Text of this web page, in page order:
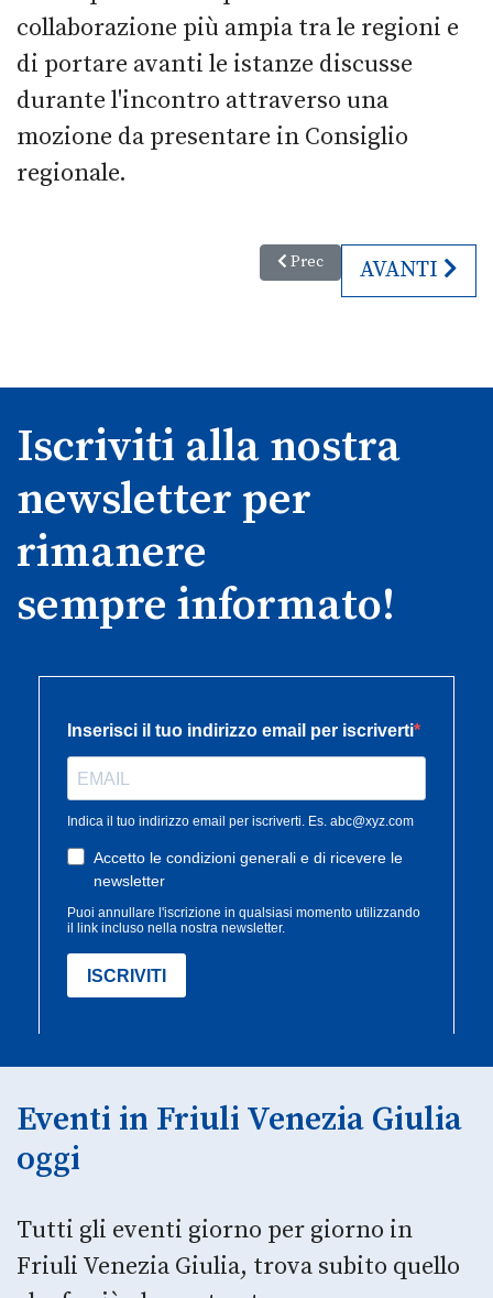
collaborazione più ampia tra le regioni e
di portare avanti le istanze discusse
durante l'incontro attraverso una
mozione da presentare in Consiglio
regionale.
Articolo precedente:
Prec ARTICOLO
AVANTI
Iscriviti alla nostra
newsletter per
rimanere
sempre informato!
Eventi in Friuli Venezia Giulia
oggi
Tutti gli eventi giorno per giorno in
Friuli Venezia Giulia, trova subito quello